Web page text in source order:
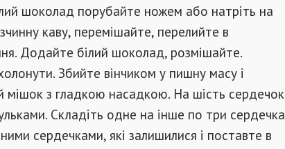
шоколад порубайте ножем або натріть на
каву, перемішайте, перелийте в
Додайте білий шоколад, розмішайте.
Збийте вінчиком у пишну масу і
мішок з гладкою насадкою. На шість сердечок
Складіть одне на інше по три сердечка
сердечками, які залишилися і поставте в